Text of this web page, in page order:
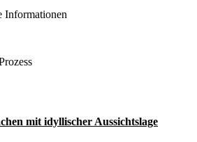
Informationen
mit idyllischer Aussichtslage